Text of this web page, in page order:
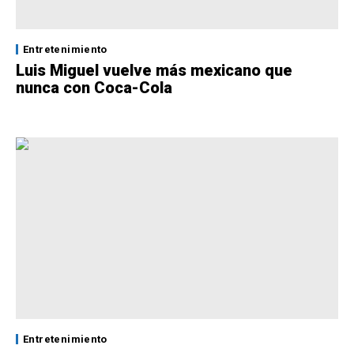
Entretenimiento
Luis Miguel vuelve más mexicano que
nunca con Coca-Cola
Entretenimiento